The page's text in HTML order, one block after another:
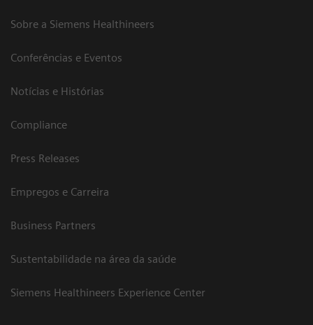
Sobre a Siemens Healthineers
Conferências e Eventos
Notícias e Histórias
Compliance
Press Releases
Empregos e Carreira
Business Partners
Sustentabilidade na área da saúde
Siemens Healthineers Experience Center